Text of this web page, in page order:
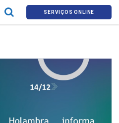
SERVIÇOS ONLINE